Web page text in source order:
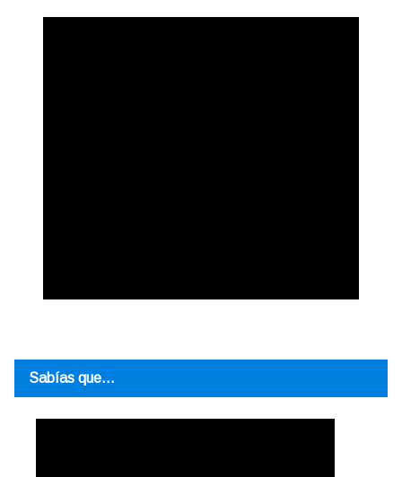
Sabías que…